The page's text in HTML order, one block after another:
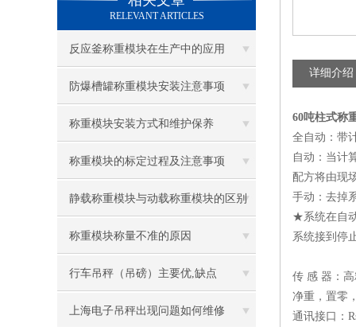
RELEVANT ARTICLES
反应釜称重模块在生产中的应用
防爆槽罐称重模块安装注意事项
称重模块安装方式和维护保养
称重模块的标定过程及注意事项
静载称重模块与动载称重模块的区别
称重模块称量不准的原因
行车吊秤（吊磅）主要优,缺点
上海电子吊秤出现问题如何维修
详细介绍
60吨柱式称
全自动：带
自动：当计
配方将由现
手动：去掉
★系统在自
系统接到停
传 感 器：
净重，置零
通讯接口：